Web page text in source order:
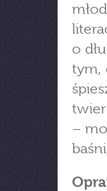
o
tym,
–